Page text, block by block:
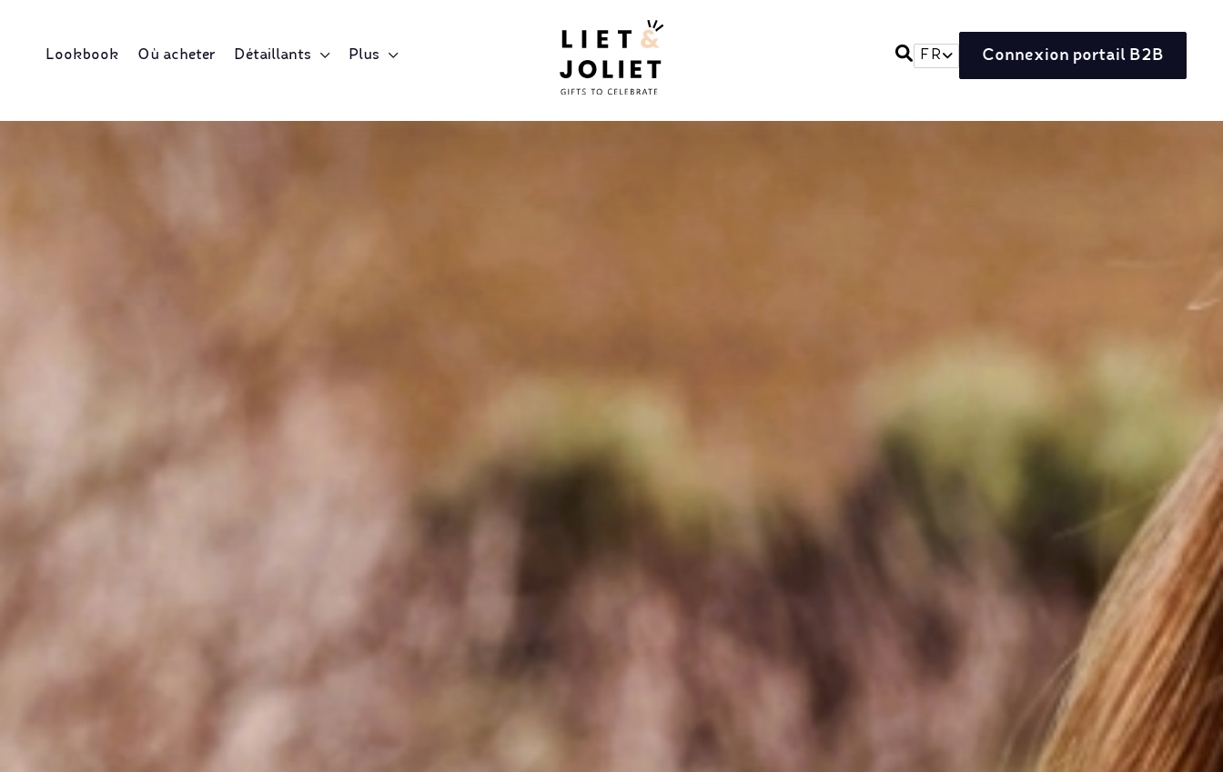
Lookbook Où acheter Détaillants Plus FR Connexion portail B2B